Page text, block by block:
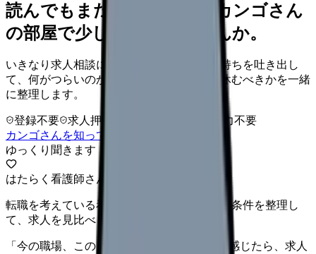
読んでもまだ苦しいなら、カンゴさん
の部屋で少し話してみませんか。
いきなり求人相談には進みません。今の気持ちを吐き出し
て、何がつらいのか、辞めるべきか、少し休むべきかを一緒
に整理します。
登録不要 求人押し売りなし
病院名は入力不要
カンゴさんを知ってから相談する
ゆっくり聞きます
はたらく看護師さん 求人
転職を考えている看護師さんへ。まずは希望条件を整理し
て、求人を見比べられます。
「今の職場、このままでいいのかな...」そう感じたら、求人